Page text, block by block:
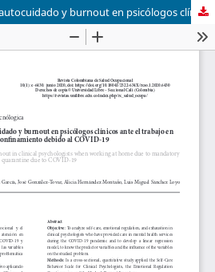
Regulación emocional, autocuidado y burnout en psicólogos clínicos ante el trabajo en casa por confinamiento debido al COVID-19